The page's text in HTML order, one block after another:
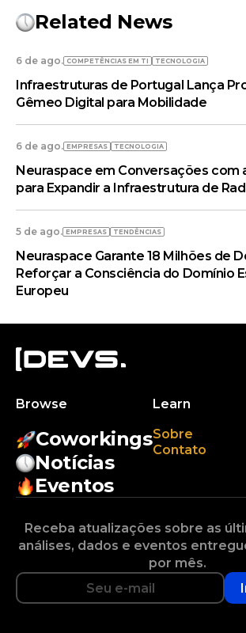
Related News
6 de ago. COMPETÊNCIAS EM TI TECNOLOGIA
Infraestruturas de Portugal Lança
Gêmeo Digital para Mobilidade
6 de ago. EMPRESAS TECNOLOGIA
Neuraspace em Conversações com
para Expandir a Infraestrutura de
5 de ago. EMPRESAS TENDÊNCIAS
Neuraspace Garante 18 Milhões de
Reforçar a Consciência do Domínio
Europeu
Browse
Coworkings
Notícias
Eventos
Learn
Sobre
Contato
Receba atualizações sobre as
análises, dados e eventos
por mês.